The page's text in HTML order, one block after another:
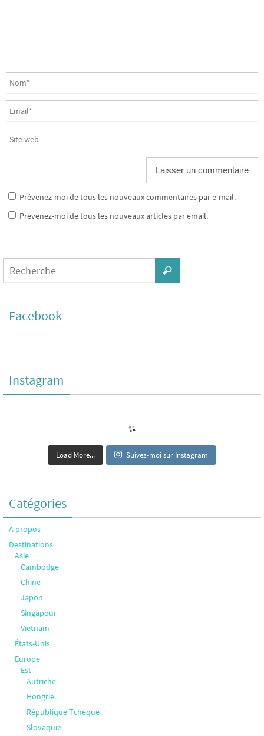
Prévenez-moi de tous les nouveaux commentaires par e-mail.
Prévenez-moi de tous les nouveaux articles par email.
Facebook
Instagram
Load More... Suivez-moi sur Instagram
Catégories
À propos
Destinations
Asie
Cambodge
Chine
Japon
Singapour
Vietnam
États-Unis
Europe
Est
Autriche
Hongrie
République Tchèque
Slovaquie